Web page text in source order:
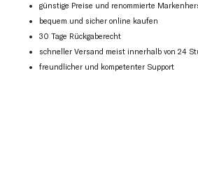
günstige Preise und renommierte
bequem und sicher online kaufen
30 Tage Rückgaberecht
schneller Versand meist innerhalb von 24
freundlicher und kompetenter Support